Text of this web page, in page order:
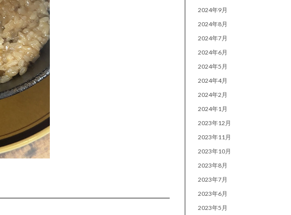
2024年9月
2024年8月
2024年7月
2024年6月
2024年5月
2024年4月
2024年2月
2024年1月
2023年12月
2023年11月
2023年10月
2023年8月
2023年7月
2023年6月
2023年5月